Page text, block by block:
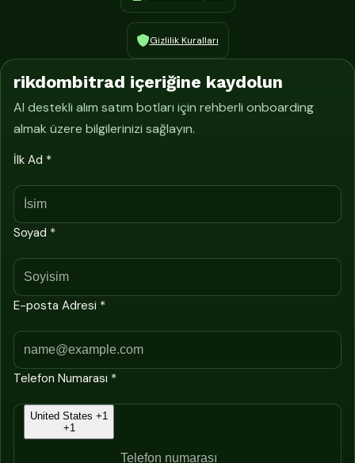
Gizlilik Kuralları
rikdombitrad içeriğine kaydolun
AI destekli alım satım botları için rehberli onboarding
almak üzere bilgilerinizi sağlayın.
İlk Ad *
Soyad *
E-posta Adresi *
Telefon Numarası *
United States +1
+1